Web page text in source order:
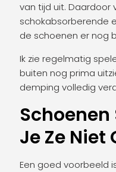
van tijd uit. Daardoor
schokabsorberende
de schoenen er nog
Ik zie regelmatig
buiten nog prima
demping volledig
Schoenen
Je Ze Niet
Een goed voorbeeld